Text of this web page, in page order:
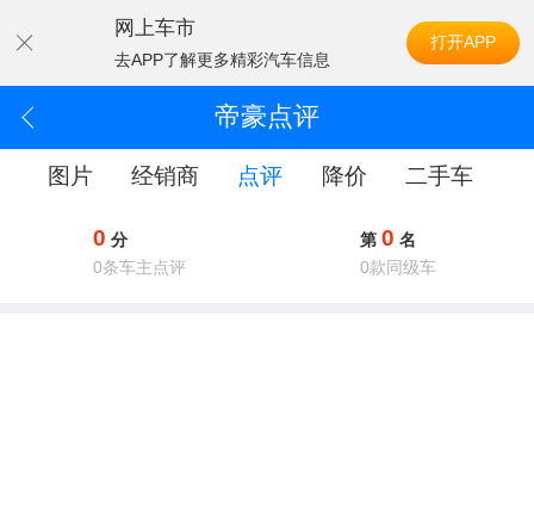
网上车市
去APP了解更多精彩汽车信息
打开APP
帝豪点评
图片 经销商 点评 降价 二手车
0 分
0条车主点评
第 0 名
0款同级车